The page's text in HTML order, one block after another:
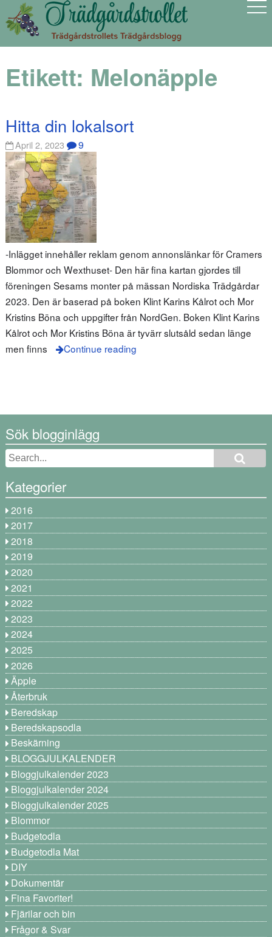
Etikett: Melonäpple
Hitta din lokalsort
April 2, 2023 9
-Inlägget innehåller reklam genom annonslänkar för Cramers
Blommor och Wexthuset- Den här fina kartan gjordes till
föreningen Sesams monter på mässan Nordiska Trädgårdar
2023. Den är baserad på boken Klint Karins Kålrot och Mor
Kristins Böna och uppgifter från NordGen. Boken Klint Karins
Kålrot och Mor Kristins Böna är tyvärr slutsåld sedan länge
men finns
Continue reading
Sök blogginlägg
Kategorier
2016
2017
2018
2019
2020
2021
2022
2023
2024
2025
2026
Äpple
Återbruk
Beredskap
Beredskapsodla
Beskärning
BLOGGJULKALENDER
Bloggjulkalender 2023
Bloggjulkalender 2024
Bloggjulkalender 2025
Blommor
Budgetodla
Budgetodla Mat
DIY
Dokumentär
Fina Favoriter!
Fjärilar och bin
Frågor & Svar